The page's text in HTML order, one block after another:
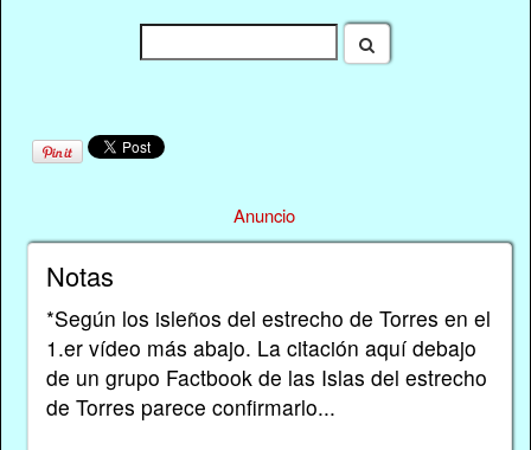
Anuncio
Notas
*Según los isleños del estrecho de Torres en el
1.er vídeo más abajo. La citación aquí debajo
de un grupo Factbook de las Islas del estrecho
de Torres parece confirmarlo...